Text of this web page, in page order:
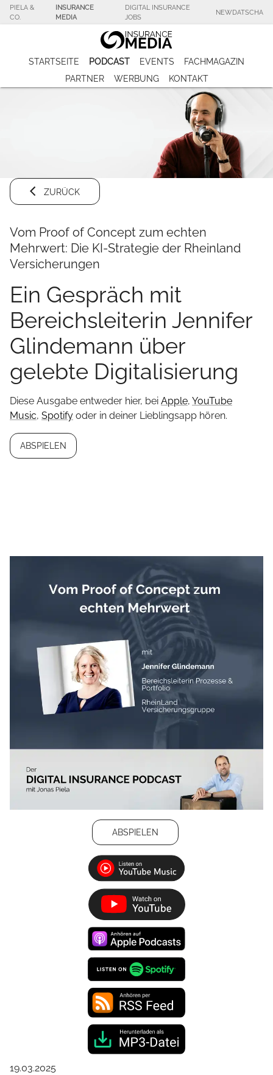
PIELA &
CO.
INSURANCE
MEDIA
DIGITAL INSURANCE
JOBS
NEWDATSCHA
STARTSEITE PODCAST EVENTS
FACHMAGAZIN
PARTNER
WERBUNG KONTAKT
ZURÜCK
Vom Proof of Concept zum echten
Mehrwert: Die KI-Strategie der Rheinland
Versicherungen
Ein Gespräch mit
Bereichsleiterin Jennifer
Glindemann über
gelebte Digitalisierung
Diese Ausgabe entweder hier, bei Apple, YouTube
Music, Spotify oder in deiner Lieblingsapp hören.
ABSPIELEN
ABSPIELEN
19.03.2025